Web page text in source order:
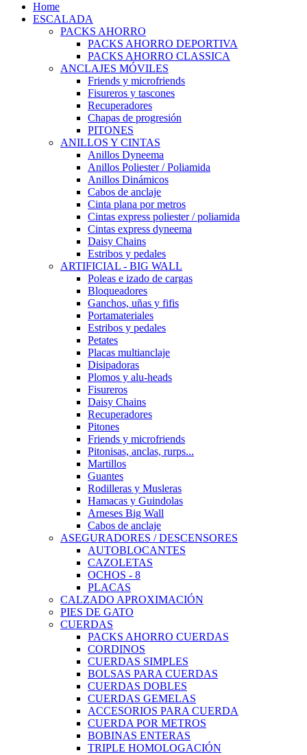
Home
ESCALADA
PACKS AHORRO
PACKS AHORRO DEPORTIVA
PACKS AHORRO CLASSICA
ANCLAJES MÓVILES
Friends y microfriends
Fisureros y tascones
Recuperadores
Chapas de progresión
PITONES
ANILLOS Y CINTAS
Anillos Dyneema
Anillos Poliester / Poliamida
Anillos Dinámicos
Cabos de anclaje
Cinta plana por metros
Cintas express poliester / poliamida
Cintas express dyneema
Daisy Chains
Estribos y pedales
ARTIFICIAL - BIG WALL
Poleas e izado de cargas
Bloqueadores
Ganchos, uñas y fifis
Portamateriales
Estribos y pedales
Petates
Placas multianclaje
Disipadoras
Plomos y alu-heads
Fisureros
Daisy Chains
Recuperadores
Pitones
Friends y microfriends
Pitonisas, anclas, rurps...
Martillos
Guantes
Rodilleras y Musleras
Hamacas y Guindolas
Arneses Big Wall
Cabos de anclaje
ASEGURADORES / DESCENSORES
AUTOBLOCANTES
CAZOLETAS
OCHOS - 8
PLACAS
CALZADO APROXIMACIÓN
PIES DE GATO
CUERDAS
PACKS AHORRO CUERDAS
CORDINOS
CUERDAS SIMPLES
BOLSAS PARA CUERDAS
CUERDAS DOBLES
CUERDAS GEMELAS
ACCESORIOS PARA CUERDA
CUERDA POR METROS
BOBINAS ENTERAS
TRIPLE HOMOLOGACIÓN